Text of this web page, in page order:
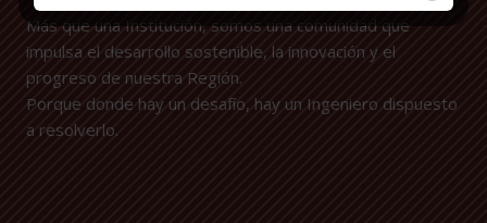
Más que una Institución, somos una comunidad que
impulsa el desarrollo sostenible, la innovación y el
progreso de nuestra Región.
Porque donde hay un desafío, hay un Ingeniero dispuesto
a resolverlo.